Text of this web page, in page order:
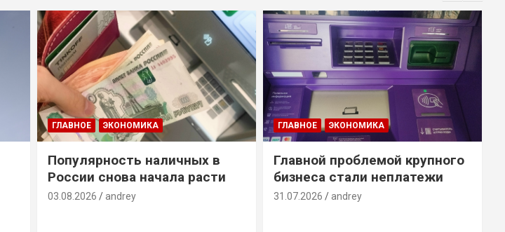
ГЛАВНОЕ ЭКОНОМИКА
Популярность наличных в
России снова начала расти
03.08.2026 andrey
ГЛАВНОЕ ЭКОНОМИКА
Главной проблемой крупного
бизнеса стали неплатежи
31.07.2026 andrey